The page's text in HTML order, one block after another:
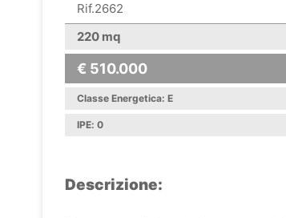
Rif.2662
220 mq
€ 510.000
Classe Energetica: E
IPE: 0
Descrizione: